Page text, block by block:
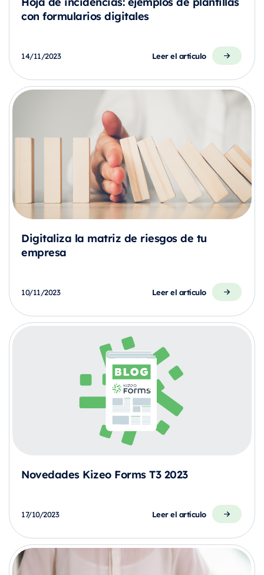
con formularios digitales
14/11/2023 Leer el artículo
Digitaliza la matriz de riesgos de tu
empresa
10/11/2023 Leer el artículo
Novedades Kizeo Forms T3 2023
17/10/2023 Leer el artículo